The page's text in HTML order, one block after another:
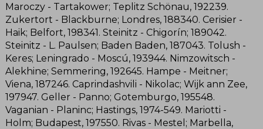
Maroczy - Tartakower; Teplitz Schönau, 192239.
Zukertort - Blackburne; Londres, 188340. Cerisier -
Haik; Belfort, 198341. Steinitz - Chigorín; 189042.
Steinitz - L. Paulsen; Baden Baden, 187043. Tolush -
Keres; Leningrado - Moscú, 193944. Nimzowitsch -
Alekhine; Semmering, 192645. Hampe - Meitner;
Viena, 187246. Caprindashvili - Nikolac; Wijk ann Zee,
197947. Geller - Panno; Gotemburgo, 195548.
Vaganian - Planinc; Hastings, 1974-549. Mariotti -
Holm; Budapest, 197550. Rivas - Mestel; Marbella,